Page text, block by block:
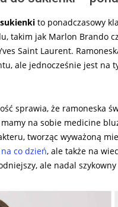
to ponadczasowy
takim jak Marlon Brando
Saint Laurent.
ale jednocześnie jest
sprawia, że ramoneska
na sobie medicine
tworząc wyważoną
na co dzień, ale także na
ale nadal szykowny